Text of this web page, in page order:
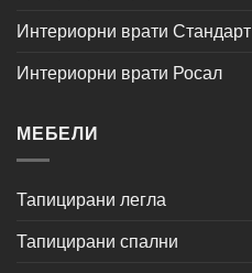
Интериорни врати Стандарт
Интериорни врати Росал
МЕБЕЛИ
Тапицирани легла
Тапицирани спални